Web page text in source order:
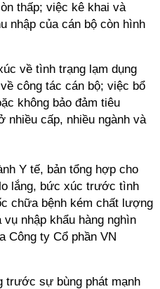
thấp; việc kê khai và
nhập của cán bộ còn hình
về tình trạng lạm dụng
công tác cán bộ; việc bổ
không bảo đảm tiêu
nhiều cấp, nhiều ngành và
Y tế, bản tổng hợp cho
lắng, bức xúc trước tình
chữa bệnh kém chất lượng
nhập khẩu hàng nghìn
Công ty Cổ phần VN
trước sự bùng phát mạnh